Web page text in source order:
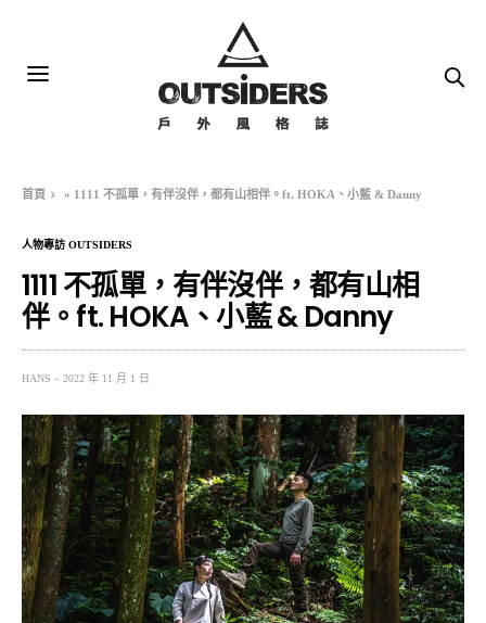
首頁 » 1111 不孤單，有伴沒伴，都有山相伴。ft. HOKA、小藍 & Danny
人物專訪 OUTSIDERS
1111 不孤單，有伴沒伴，都有山相
伴。ft. HOKA、小藍 & Danny
HANS 2022 年 11 月 1 日